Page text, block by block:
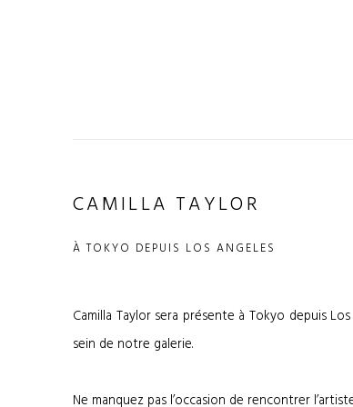
CAMILLA TAYLOR
À TOKYO DEPUIS LOS ANGELES
Camilla Taylor sera présente à Tokyo depuis
sein de notre galerie.
Ne manquez pas l’occasion de rencontrer